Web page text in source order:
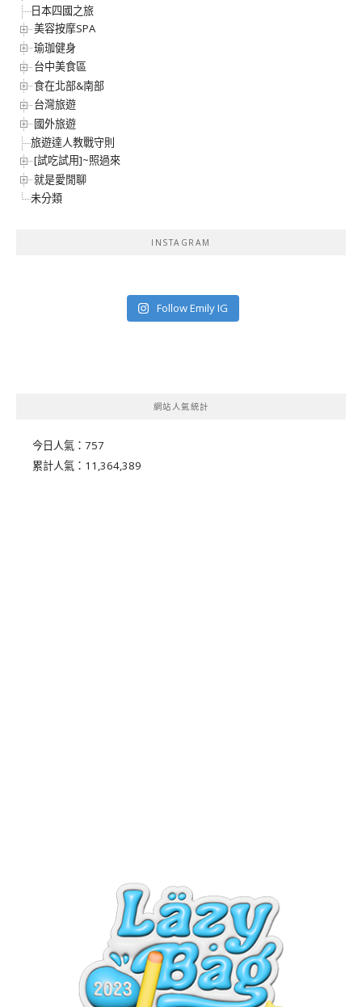
日本四國之旅
美容按摩SPA
瑜珈健身
台中美食區
食在北部&南部
台灣旅遊
國外旅遊
旅遊達人教戰守則
[試吃試用]~照過來
就是愛閒聊
未分類
INSTAGRAM
Follow Emily IG
網站人氣統計
今日人氣： 757
累計人氣： 11,364,389